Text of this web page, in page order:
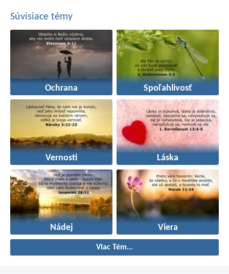
Súvisiace témy
Ochrana Spoľahlivosť
Vernosti Láska
Nádej Viera
Viac Tém...